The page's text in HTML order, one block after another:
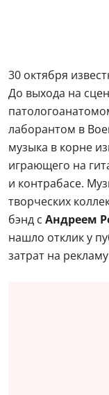
30 октября
До выхода на
лаборантом в
музыка в корне
играющего на
и контрабасе.
творческих
бэнд с Андреем
нашло отклик у
затрат на